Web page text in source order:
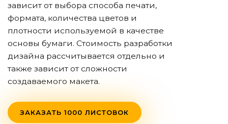
зависит от выбора способа печати,
формата, количества цветов и
плотности используемой в качестве
основы бумаги. Стоимость разработки
дизайна рассчитывается отдельно и
также зависит от сложности
создаваемого макета.
ЗАКАЗАТЬ 1000 ЛИСТОВОК